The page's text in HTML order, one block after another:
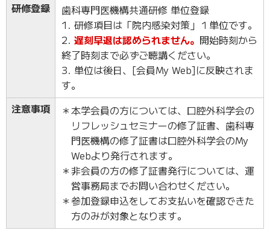
研修登録
歯科専門医機構共通研修 単位登録
1. 研修項目は「院内感染対策」１単位です。
2. 遅刻早退は認められません。 開始時刻から
終了時刻まで必ずご聴講ください。
3. 単位は後日、[会員My Web]に反映されま
す。
注意事項
＊本学会員の方については、口腔外科学会の
リフレッシュセミナーの修了証書、歯科専
門医機構の修了証書は口腔外科学会のMy
Webより発行されます。
＊非会員の方の修了証書発行については、運
営事務局までお問い合わせください。
＊参加登録申込をしてお支払いを確認できた
方のみが対象となります。